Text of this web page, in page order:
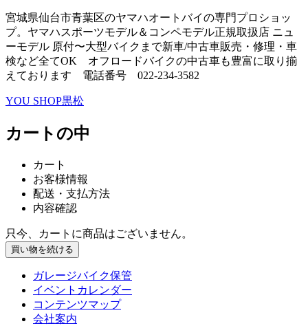
宮城県仙台市青葉区のヤマハオートバイの専門プロショッ
プ。ヤマハスポーツモデル＆コンペモデル正規取扱店 ニュ
ーモデル 原付〜大型バイクまで新車/中古車販売・修理・車
検など全てOK オフロードバイクの中古車も豊富に取り揃
えております 電話番号 022-234-3582
YOU SHOP黒松
カートの中
カート
お客様情報
配送・支払方法
内容確認
只今、カートに商品はございません。
ガレージバイク保管
イベントカレンダー
コンテンツマップ
会社案内